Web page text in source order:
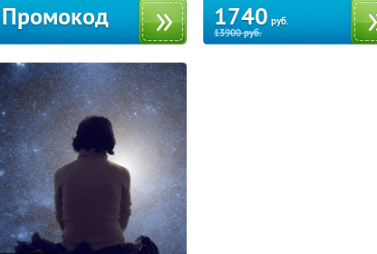
Промокод 1740 руб.
13900руб.